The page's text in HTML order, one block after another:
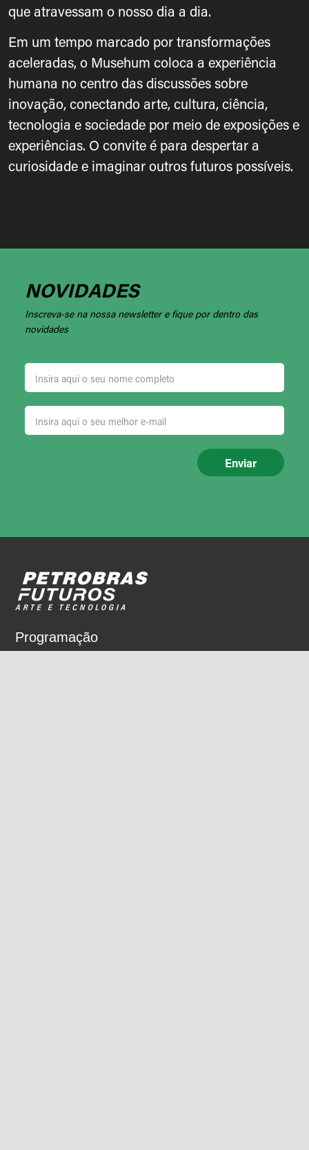
que atravessam o nosso dia a dia.
Em um tempo marcado por transformações
aceleradas, o Musehum coloca a experiência
humana no centro das discussões sobre
inovação, conectando arte, cultura, ciência,
tecnologia e sociedade por meio de exposições e
experiências. O convite é para despertar a
curiosidade e imaginar outros futuros possíveis.
NOVIDADES
Inscreva-se na nossa newsletter e fique por dentro das
novidades
Enviar
Programação